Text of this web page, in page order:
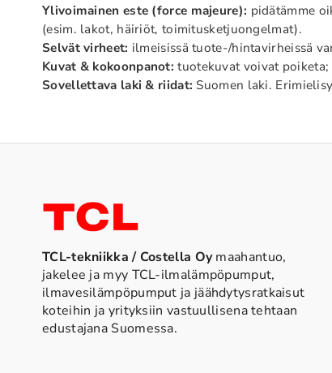
Ylivoimainen este (force majeure): pidätämme
(esim. lakot, häiriöt, toimitusketjuongelmat).
Selvät virheet: ilmeisissä tuote-/hintavirheissä
Kuvat & kokoonpanot: tuotekuvat voivat
Sovellettava laki & riidat: Suomen laki.
TCL-tekniikka / Costella Oymaahantuo,
jakelee ja myy TCL-ilmalämpöpumput,
ilmavesilämpöpumput ja jäähdytysratkaisut
koteihin ja yrityksiin vastuullisena tehtaan
edustajana Suomessa.